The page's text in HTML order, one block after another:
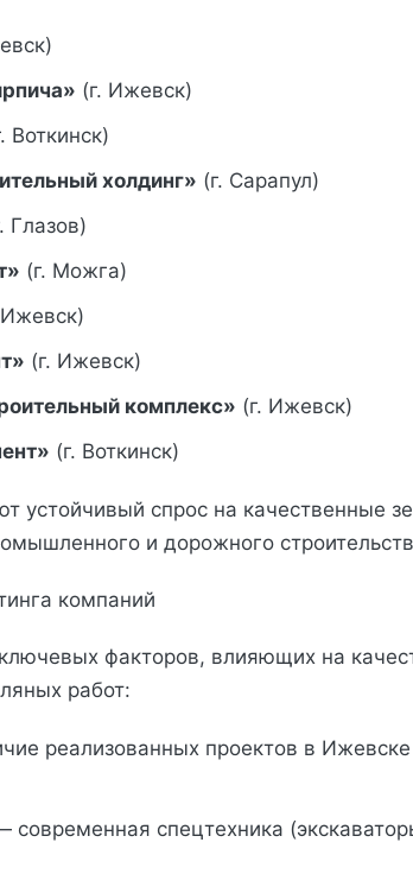
(г. Ижевск)
Воткинск)
холдинг» (г. Сарапул)
Глазов)
(г. Можга)
Ижевск)
(г. Ижевск)
комплекс» (г. Ижевск)
(г. Воткинск)
устойчивый спрос на качественные
и дорожного
компаний
факторов, влияющих на
работ:
реализованных проектов в Ижевске
современная спецтехника